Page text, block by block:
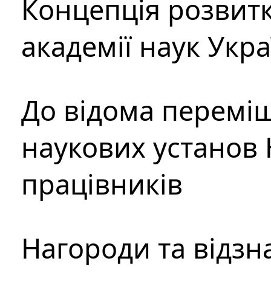
Концепція
академії наук
До відома
наукових установ
працівників
Нагороди та